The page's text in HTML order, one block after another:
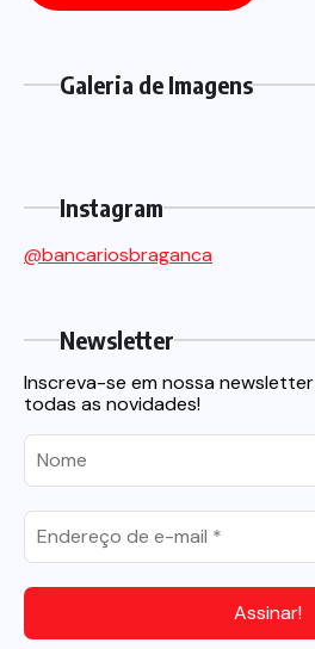
Galeria de Imagens
Instagram
@bancariosbraganca
Newsletter
Inscreva-se em nossa
todas as novidades!